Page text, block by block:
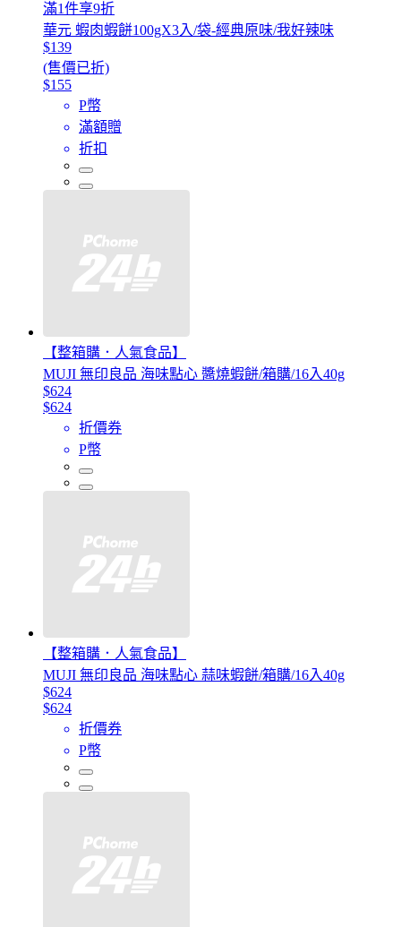
滿1件享9折
華元 蝦肉蝦餅100gX3入/袋-經典原味/我好辣味
$139
(售價已折)
$155
P幣
滿額贈
折扣
【整箱購．人氣食品】
MUJI 無印良品 海味點心 醬燒蝦餅/箱購/16入40g
$624
$624
折價券
P幣
【整箱購．人氣食品】
MUJI 無印良品 海味點心 蒜味蝦餅/箱購/16入40g
$624
$624
折價券
P幣